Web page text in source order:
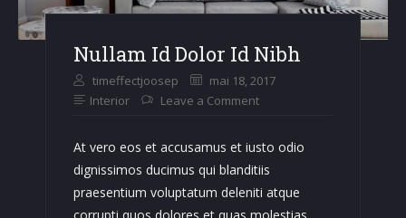
Nullam Id Dolor Id Nibh
timeffectjoosep
mai 18, 2017
Interior
Leave a Comment
At vero eos et accusamus et iusto odio
dignissimos ducimus qui blanditiis
praesentium voluptatum deleniti atque